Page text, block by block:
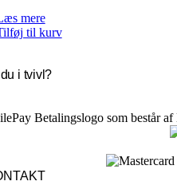
mere
til kurv
i tvivl?